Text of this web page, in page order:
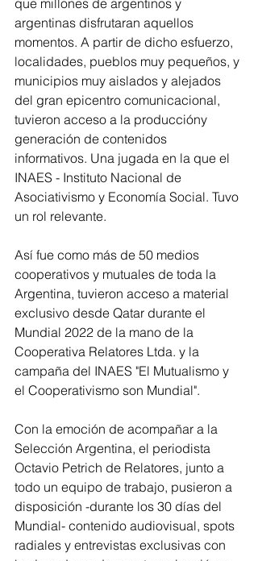
argentinas disfrutaran aquellos
momentos. A partir de dicho esfuerzo,
localidades, pueblos muy pequeños, y
municipios muy aislados y alejados
del gran epicentro comunicacional,
tuvieron acceso a la produccióny
generación de contenidos
informativos. Una jugada en la que el
INAES - Instituto Nacional de
Asociativismo y Economía Social. Tuvo
un rol relevante.
Así fue como más de 50 medios
cooperativos y mutuales de toda la
Argentina, tuvieron acceso a material
exclusivo desde Qatar durante el
Mundial 2022 de la mano de la
Cooperativa Relatores Ltda. y la
campaña del INAES "El Mutualismo y
el Cooperativismo son Mundial".
Con la emoción de acompañar a la
Selección Argentina, el periodista
Octavio Petrich de Relatores, junto a
todo un equipo de trabajo, pusieron a
disposición -durante los 30 días del
Mundial- contenido audiovisual, spots
radiales y entrevistas exclusivas con